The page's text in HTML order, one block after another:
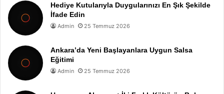
Hediye Kutularıyla Duygularınızı En Şık Şekilde
İfade Edin
Admin 25 Temmuz 2026
Ankara’da Yeni Başlayanlara Uygun Salsa
Eğitimi
Admin 25 Temmuz 2026